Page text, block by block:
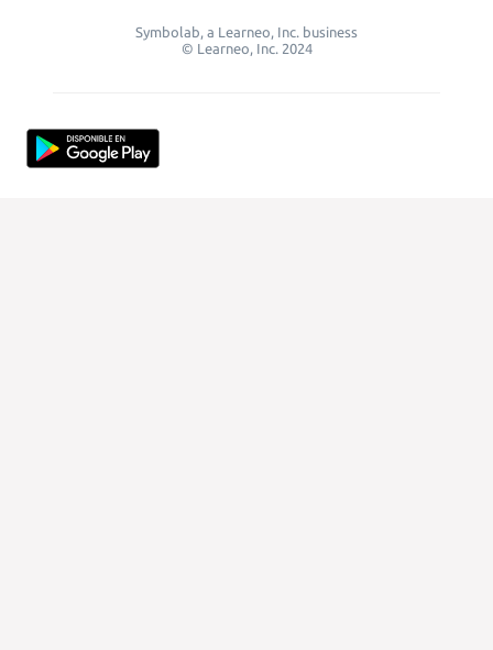
Symbolab, a Learneo, Inc. business
© Learneo, Inc. 2024